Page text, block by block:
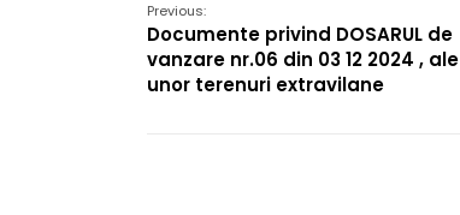
Previous:
Documente privind DOSARUL de
vanzare nr.06 din 03 12 2024 , ale
unor terenuri extravilane